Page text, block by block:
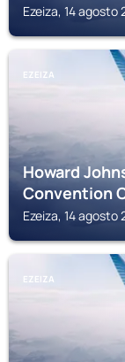
Ezeiza, 14
EZEIZA
Howard
Convention
Ezeiza, 14
EZEIZA